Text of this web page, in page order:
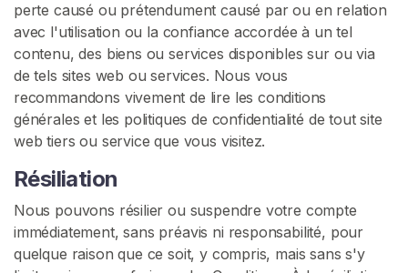
perte causé ou prétendument causé par ou en relation
avec l'utilisation ou la confiance accordée à un tel
contenu, des biens ou services disponibles sur ou via
de tels sites web ou services. Nous vous
recommandons vivement de lire les conditions
générales et les politiques de confidentialité de tout site
web tiers ou service que vous visitez.
Résiliation
Nous pouvons résilier ou suspendre votre compte
immédiatement, sans préavis ni responsabilité, pour
quelque raison que ce soit, y compris, mais sans s'y